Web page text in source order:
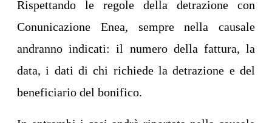
Rispettando le regole della detrazione con
Conunicazione Enea, sempre nella causale
andranno indicati: il numero della fattura, la
data, i dati di chi richiede la detrazione e del
beneficiario del bonifico.